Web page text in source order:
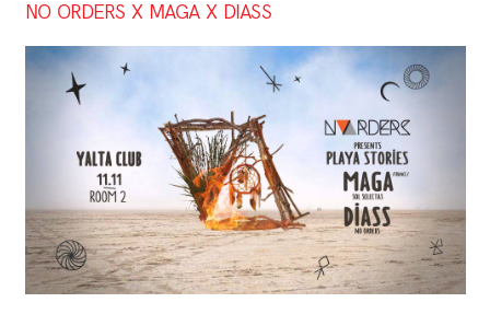
NO ORDERS X MAGA X DIASS